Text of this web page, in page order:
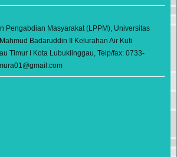
Pengabdian Masyarakat (LPPM), Universitas
Badaruddin II Kelurahan Air Kuti
Timur I Kota Lubuklinggau, Telp/fax: 0733-